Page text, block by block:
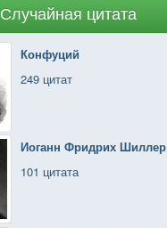
Случайная цитата
Конфуций
249 цитат
Иоганн Фридрих Шиллер
101 цитата